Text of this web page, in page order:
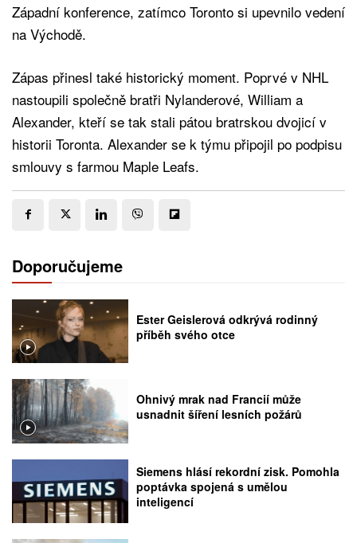
Západní konference, zatímco Toronto si upevnilo vedení
na Východě.
Zápas přinesl také historický moment. Poprvé v NHL
nastoupili společně bratři Nylanderové, William a
Alexander, kteří se tak stali pátou bratrskou dvojicí v
historii Toronta. Alexander se k týmu připojil po podpisu
smlouvy s farmou Maple Leafs.
Doporučujeme
Ester Geislerová odkrývá rodinný
příběh svého otce
Ohnivý mrak nad Francií může
usnadnit šíření lesních požárů
Siemens hlásí rekordní zisk. Pomohla
poptávka spojená s umělou
inteligencí